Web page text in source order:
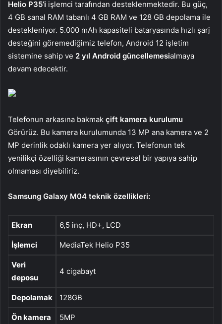
Helio P35’i işlemci tarafından desteklenmektedir. Bu güç,
4 GB sanal RAM tabanlı 4 GB RAM ve 128 GB depolama ile
destekleniyor. 5.000 mAh kapasiteli bataryasında hızlı şarj
desteğini göremediğimiz telefon, Android 12 işletim
sistemine sahip ve 2 yıl Android güncellemesialmaya
devam edecektir.
Telefonun arkasına bakmak çift ​​kamera kurulumu
Görürüz. Bu kamera kurulumunda 13 MP ana kamera ve 2
MP derinlik odaklı kamera yer alıyor. Telefonun tek
yenilikçi özelliği kamerasının çevresel bir yapıya sahip
olmaması diyebiliriz.
Samsung Galaxy M04 teknik özellikleri:
Ekran 6,5 inç, HD+, LCD
İşlemci MediaTek Helio P35
Veri
deposu
4 cigabayt
Depolamak 128GB
Ön kamera 5MP